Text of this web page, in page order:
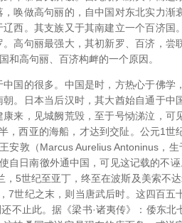
唤做高句丽的，自中国对东北实力渐
西。其支族又于其南建立一个百济国
高句丽最强大，其初新罗、百济，尝
和高句丽、百济构衅的一个原因。
国的很多。中国是时，方热心于佛学
。日本当后汉时，其大酋始自通于中
来，见城阙荒毁，至于号恸涕泣，可
，西亚的海船，才达到交阯。公元1世
安敦（Marcus Aurelius Antoninus，
自日南徼外通中国，可见这记载的不
5世纪至亚丁，终至在波斯及美索不
7世纪之末，则当唐武后时。这四百五
不止此。据《梁书·诸夷传》：倭东北